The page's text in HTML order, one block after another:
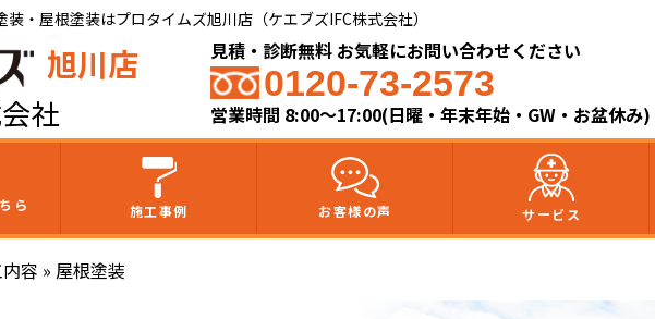
・屋根塗装はプロタイムズ旭川店（ケエブズIFC株式会社）​
旭川店
社
見積・診断無料 お気軽にお問い合わせください
0120-73-2573
営業時間 8:00～17:00(日曜・年末年始・GW・お盆休み)
ら 施工事例 お客様の声 サービス
容 » 屋根塗装